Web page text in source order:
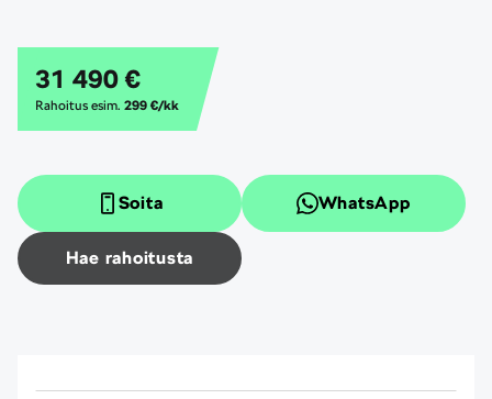
31 490 €
Rahoitus esim. 299 €/kk
Soita WhatsApp
Hae rahoitusta